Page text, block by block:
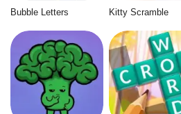
Bubble Letters Kitty Scramble